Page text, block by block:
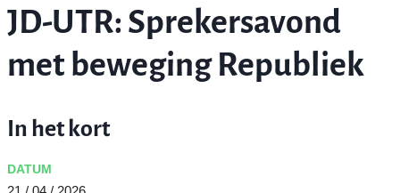
JD-UTR: Sprekersavond
met beweging Republiek
In het kort
DATUM